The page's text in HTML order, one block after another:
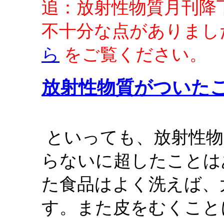
追：放射性物質月刊
不十分な点がありま
ら をご覧ください。
放射性物質がついた
といっても、放射性
らないに超したこと
た食品はよく洗えば
す。また皮をむくこ